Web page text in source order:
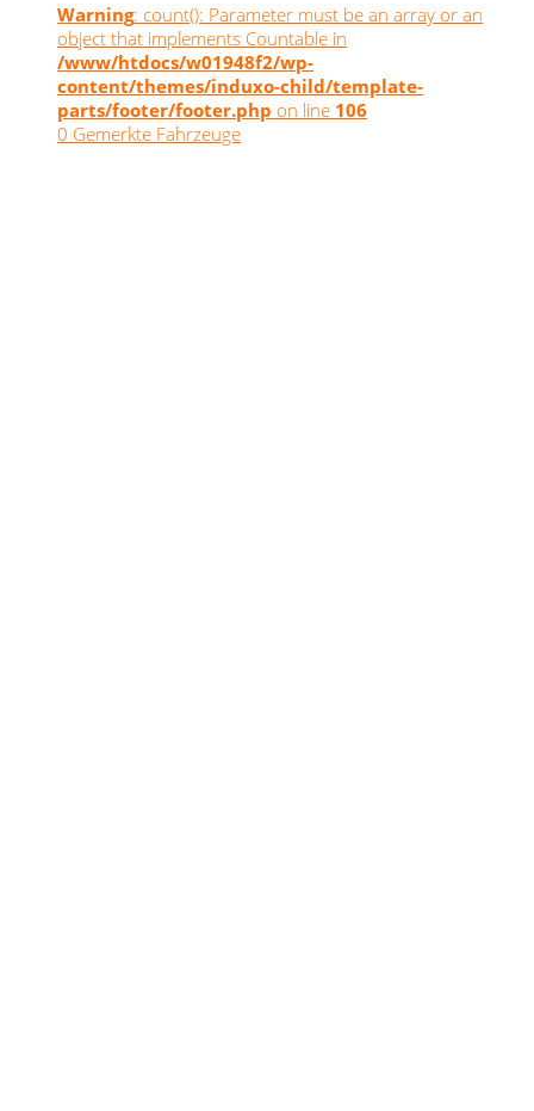
Warning: count(): Parameter must be an array or an
object that implements Countable in
/www/htdocs/w01948f2/wp-
content/themes/induxo-child/template-
parts/footer/footer.php on line 106
0 Gemerkte Fahrzeuge